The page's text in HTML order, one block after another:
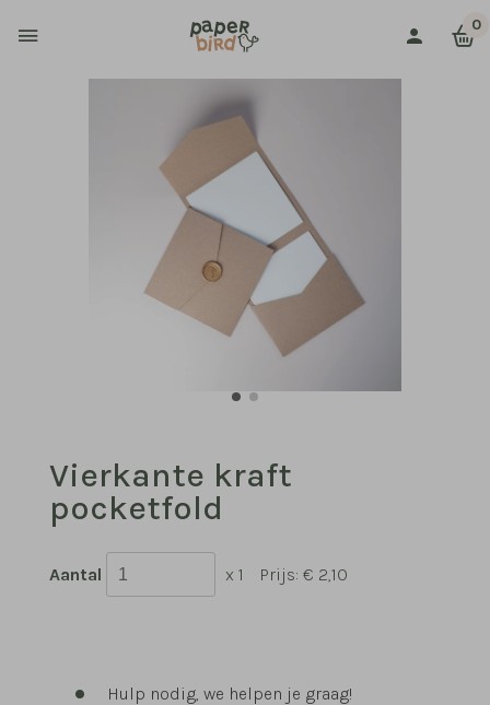
0
Vierkante kraft
pocketfold
Aantal x 1 Prijs: € 2,10
Hulp nodig, we helpen je graag!